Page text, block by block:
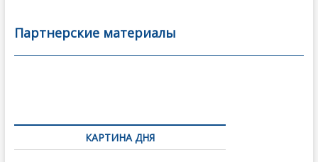
b
o
er l
а
в
Партнерские материалы
по
записямКАРТИНА ДНЯ